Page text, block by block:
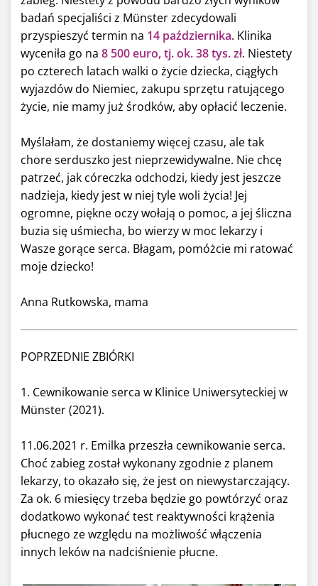
badań specjaliści z Münster zdecydowali
przyspieszyć termin na 14 października. Klinika
wyceniła go na 8 500 euro, tj. ok. 38 tys. zł. Niestety
po czterech latach walki o życie dziecka, ciągłych
wyjazdów do Niemiec, zakupu sprzętu ratującego
życie, nie mamy już środków, aby opłacić leczenie.
Myślałam, że dostaniemy więcej czasu, ale tak
chore serduszko jest nieprzewidywalne. Nie chcę
patrzeć, jak córeczka odchodzi, kiedy jest jeszcze
nadzieja, kiedy jest w niej tyle woli życia! Jej
ogromne, piękne oczy wołają o pomoc, a jej śliczna
buzia się uśmiecha, bo wierzy w moc lekarzy i
Wasze gorące serca. Błagam, pomóżcie mi ratować
moje dziecko!
Anna Rutkowska, mama
POPRZEDNIE ZBIÓRKI
1. Cewnikowanie serca w Klinice Uniwersyteckiej w
Münster (2021).
11.06.2021 r. Emilka przeszła cewnikowanie serca.
Choć zabieg został wykonany zgodnie z planem
lekarzy, to okazało się, że jest on niewystarczający.
Za ok. 6 miesięcy trzeba będzie go powtórzyć oraz
dodatkowo wykonać test reaktywności krążenia
płucnego ze względu na możliwość włączenia
innych leków na nadciśnienie płucne.